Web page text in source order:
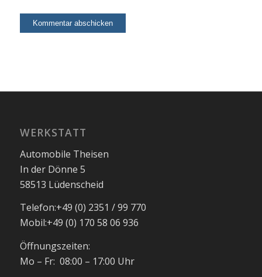
WERKSTATT
Automobile Theisen
In der Dönne 5
58513 Lüdenscheid
Telefon:+49 (0) 2351 / 99 770
Mobil:+49 (0) 170 58 06 936
Öffnungszeiten:
Mo – Fr: 08:00 – 17:00 Uhr